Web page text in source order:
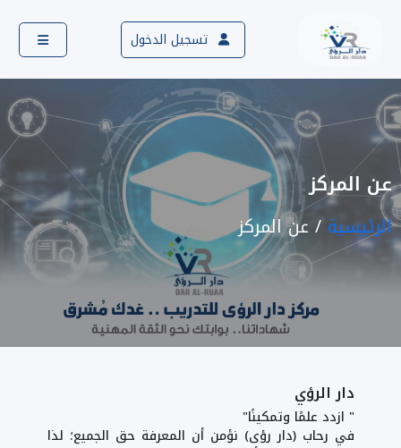
تسجيل الدخول
عن المركز
الرئيسية عن المركز
دار الرؤي
" ازدد علمًا وتمكينًا"
في رحاب (دار رؤى) نؤمن أن المعرفة حق الجميع؛ لذا